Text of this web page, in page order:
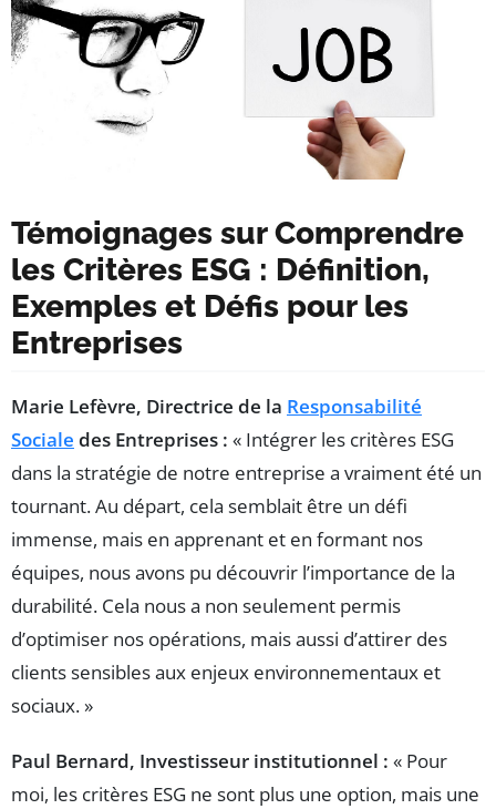
Témoignages sur Comprendre
les Critères ESG : Définition,
Exemples et Défis pour les
Entreprises
Marie Lefèvre, Directrice de la Responsabilité
Sociale des Entreprises : « Intégrer les critères ESG
dans la stratégie de notre entreprise a vraiment été un
tournant. Au départ, cela semblait être un défi
immense, mais en apprenant et en formant nos
équipes, nous avons pu découvrir l’importance de la
durabilité. Cela nous a non seulement permis
d’optimiser nos opérations, mais aussi d’attirer des
clients sensibles aux enjeux environnementaux et
sociaux. »
Paul Bernard, Investisseur institutionnel : « Pour
moi, les critères ESG ne sont plus une option, mais une